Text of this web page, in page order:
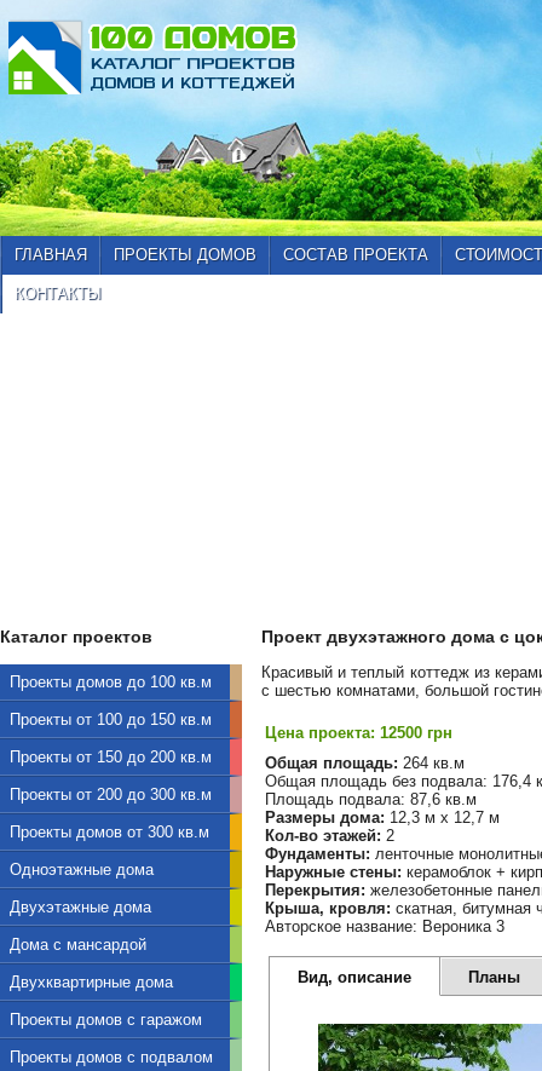
ГЛАВНАЯ ПРОЕКТЫ ДОМОВ СОСТАВ ПРОЕКТА
КОНТАКТЫ
Каталог проектов
Проекты домов до 100 кв.м
Проекты от 100 до 150 кв.м
Проекты от 150 до 200 кв.м
Проекты от 200 до 300 кв.м
Проекты домов от 300 кв.м
Одноэтажные дома
Двухэтажные дома
Дома с мансардой
Двухквартирные дома
Проекты домов с гаражом
Проекты домов с подвалом
Проект двухэтажного дома с
Красивый и теплый коттедж из
с шестью комнатами, большой
Цена проекта: 12500 грн
Общая площадь: 264 кв.м
Общая площадь без подвала: 176,4
Площадь подвала: 87,6 кв.м
Размеры дома: 12,3 м х 12,7 м
Кол-во этажей: 2
Фундаменты: ленточные
Наружные стены: керамоблок +
Перекрытия: железобетонные
Крыша, кровля: скатная, битумная
Авторское название: Вероника 3
Вид, описание Планы